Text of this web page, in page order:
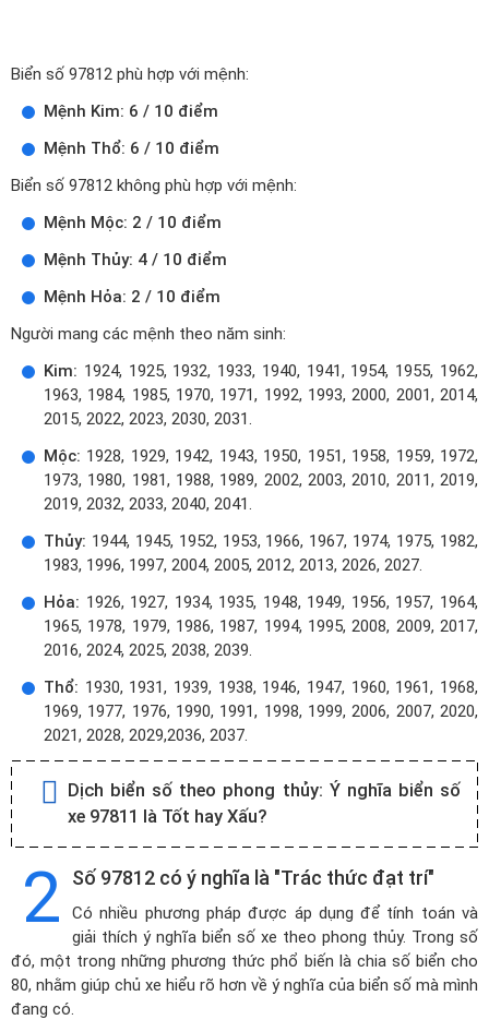
Biển số 97812 phù hợp với mệnh:
Mệnh Kim: 6 / 10 điểm
Mệnh Thổ: 6 / 10 điểm
Biển số 97812 không phù hợp với mệnh:
Mệnh Mộc: 2 / 10 điểm
Mệnh Thủy: 4 / 10 điểm
Mệnh Hỏa: 2 / 10 điểm
Người mang các mệnh theo năm sinh:
Kim: 1924, 1925, 1932, 1933, 1940, 1941, 1954, 1955, 1962,
1963, 1984, 1985, 1970, 1971, 1992, 1993, 2000, 2001, 2014,
2015, 2022, 2023, 2030, 2031.
Mộc: 1928, 1929, 1942, 1943, 1950, 1951, 1958, 1959, 1972,
1973, 1980, 1981, 1988, 1989, 2002, 2003, 2010, 2011, 2019,
2019, 2032, 2033, 2040, 2041.
Thủy: 1944, 1945, 1952, 1953, 1966, 1967, 1974, 1975, 1982,
1983, 1996, 1997, 2004, 2005, 2012, 2013, 2026, 2027.
Hỏa: 1926, 1927, 1934, 1935, 1948, 1949, 1956, 1957, 1964,
1965, 1978, 1979, 1986, 1987, 1994, 1995, 2008, 2009, 2017,
2016, 2024, 2025, 2038, 2039.
Thổ: 1930, 1931, 1939, 1938, 1946, 1947, 1960, 1961, 1968,
1969, 1977, 1976, 1990, 1991, 1998, 1999, 2006, 2007, 2020,
2021, 2028, 2029,2036, 2037.
Dịch biển số theo phong thủy: Ý nghĩa biển số
xe 97811 là Tốt hay Xấu?
2 Số 97812 có ý nghĩa là "Trác thức đạt trí"
Có nhiều phương pháp được áp dụng để tính toán và
giải thích ý nghĩa biển số xe theo phong thủy. Trong số
đó, một trong những phương thức phổ biến là chia số biển cho
80, nhằm giúp chủ xe hiểu rõ hơn về ý nghĩa của biển số mà mình
đang có.